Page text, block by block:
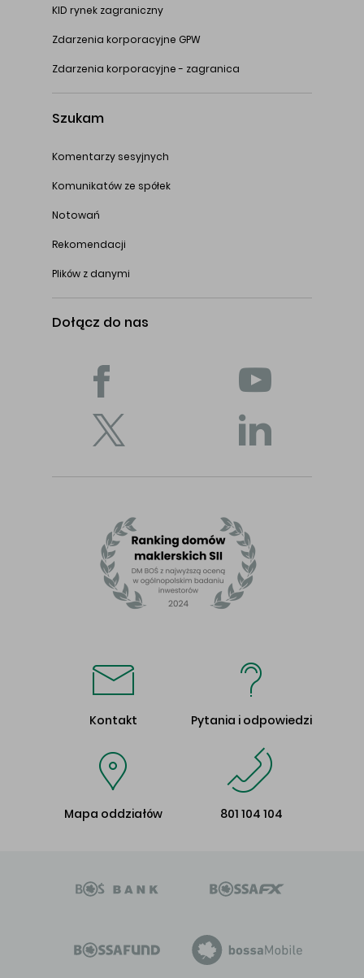
KID rynek zagraniczny
Zdarzenia korporacyjne GPW
Zdarzenia korporacyjne - zagranica
Szukam
Komentarzy sesyjnych
Komunikatów ze spółek
Notowań
Rekomendacji
Plików z danymi
Dołącz do nas
Kontakt Pytania i odpowiedzi
Mapa oddziałów 801 104 104